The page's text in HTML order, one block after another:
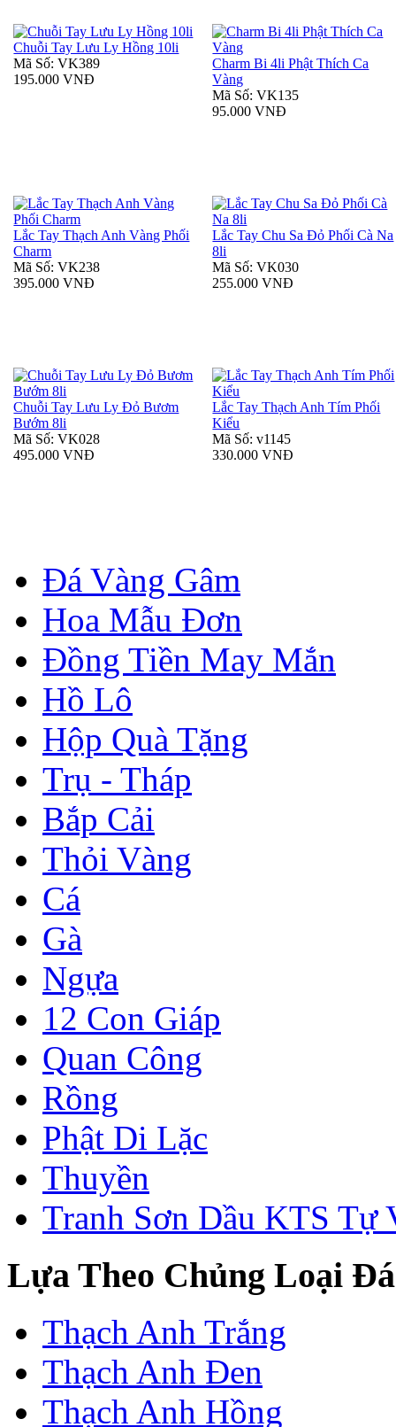
Chuỗi Tay Lưu Ly Hồng 10li
Mã Số: VK389
195.000 VNĐ
Charm Bi 4li Phật Thích Ca
Vàng
Mã Số: VK135
95.000 VNĐ
Lắc Tay Thạch Anh Vàng Phối
Charm
Mã Số: VK238
395.000 VNĐ
Lắc Tay Chu Sa Đỏ Phối Cà Na
8li
Mã Số: VK030
255.000 VNĐ
Chuỗi Tay Lưu Ly Đỏ Bươm
Bướm 8li
Mã Số: VK028
495.000 VNĐ
Lắc Tay Thạch Anh Tím Phối
Kiểu
Mã Số: v1145
330.000 VNĐ
Đá Vàng Gâm
Hoa Mẫu Đơn
Đồng Tiền May Mắn
Hồ Lô
Hộp Quà Tặng
Trụ - Tháp
Bắp Cải
Thỏi Vàng
Cá
Gà
Ngựa
12 Con Giáp
Quan Công
Rồng
Phật Di Lặc
Thuyền
Tranh Sơn Dầu KTS Tự
Lựa Theo Chủng Loại Đá
Thạch Anh Trắng
Thạch Anh Đen
Thạch Anh Hồng